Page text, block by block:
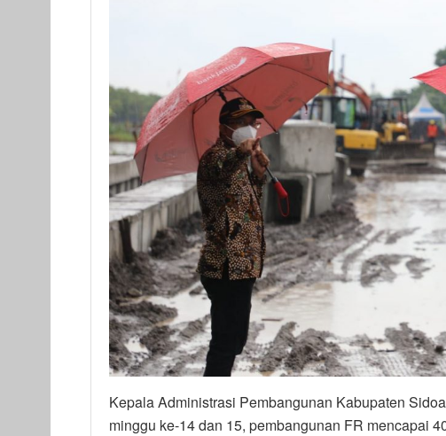
Kepala Administrasi Pembangunan Kabupaten
minggu ke-14 dan 15, pembangunan FR mencapai